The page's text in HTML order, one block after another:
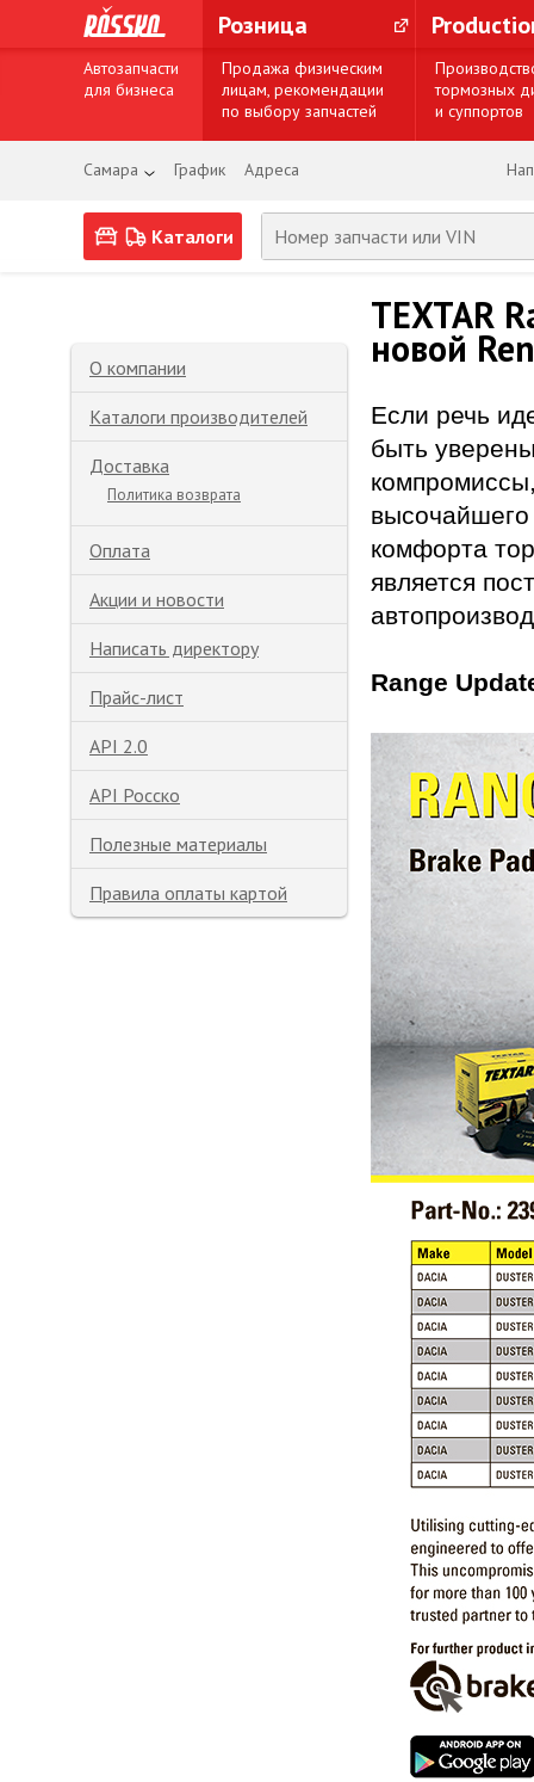
Розница
Автозапчасти
для бизнеса
Продажа физическим
лицам, рекомендации
по выбору запчастей
тормозных
и суппортов
Самара График Адреса
Каталоги
О компании
Каталоги производителей
Доставка
Политика возврата
Оплата
Акции и новости
Написать директору
Прайс-лист
API 2.0
API Росско
Полезные материалы
Правила оплаты картой
TEXTAR
новой
Если речь
быть
высочайшего
комфорта
является
Range